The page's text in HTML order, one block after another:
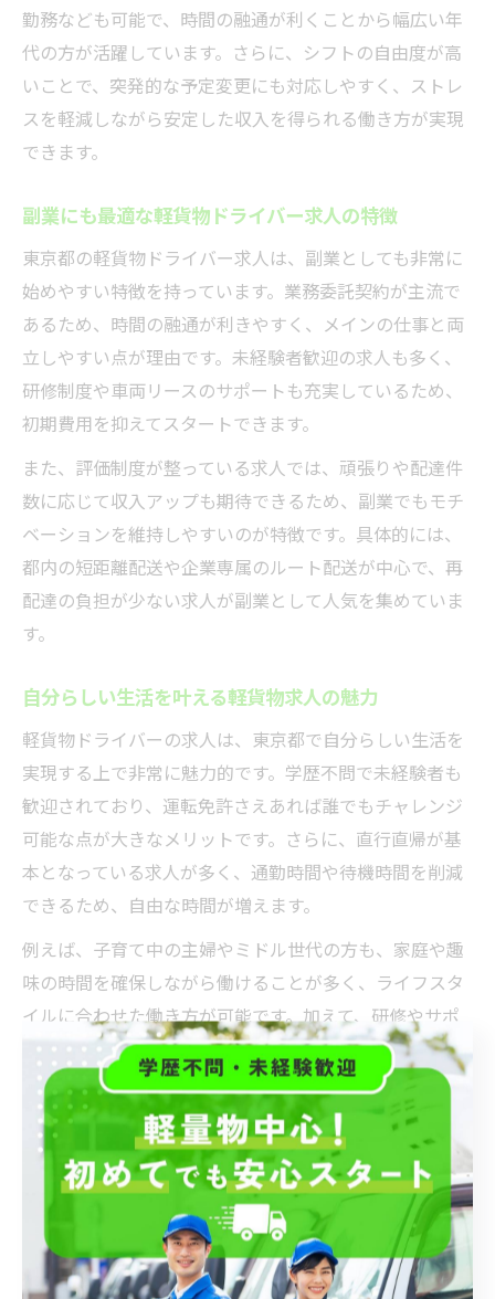
勤務なども可能で、時間の融通が利くことから幅広い年
代の方が活躍しています。さらに、シフトの自由度が高
いことで、突発的な予定変更にも対応しやすく、ストレ
スを軽減しながら安定した収入を得られる働き方が実現
できます。
副業にも最適な軽貨物ドライバー求人の特徴
東京都の軽貨物ドライバー求人は、副業としても非常に
始めやすい特徴を持っています。業務委託契約が主流で
あるため、時間の融通が利きやすく、メインの仕事と両
立しやすい点が理由です。未経験者歓迎の求人も多く、
研修制度や車両リースのサポートも充実しているため、
初期費用を抑えてスタートできます。
また、評価制度が整っている求人では、頑張りや配達件
数に応じて収入アップも期待できるため、副業でもモチ
ベーションを維持しやすいのが特徴です。具体的には、
都内の短距離配送や企業専属のルート配送が中心で、再
配達の負担が少ない求人が副業として人気を集めていま
す。
自分らしい生活を叶える軽貨物求人の魅力
軽貨物ドライバーの求人は、東京都で自分らしい生活を
実現する上で非常に魅力的です。学歴不問で未経験者も
歓迎されており、運転免許さえあれば誰でもチャレンジ
可能な点が大きなメリットです。さらに、直行直帰が基
本となっている求人が多く、通勤時間や待機時間を削減
できるため、自由な時間が増えます。
例えば、子育て中の主婦やミドル世代の方も、家庭や趣
味の時間を確保しながら働けることが多く、ライフスタ
イルに合わせた働き方が可能です。加えて、研修やサポ
ート体制が整っているため、安心して長く続けられる環
境が整っています。
短時間勤務に対応した軽貨物求人の探し方
東京都で短時間勤務に対応した軽貨物求人を探す際は、
柔軟なシフト制や勤務時間の選択肢が多い求人情報を中
心にチェックすることが重要です。求人サイトや派遣会
社の情報を活用し、勤務時間の詳細や車両レンタルの有